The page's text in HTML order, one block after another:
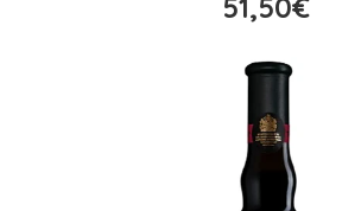
51,50€